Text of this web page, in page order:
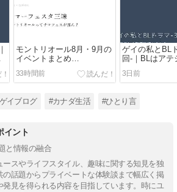
モントリオール8月・9月の
イベントまとめ
2026|Osheaga後も見逃せな
いフェス5選
33時間前
ゲイの私とBL
回-｜BLはアテ
避なのか
3日前
イブログ #カナダ生活 #ひとり言
イント
と情報の融合
ースやライフスタイル、趣味に関する知見を独
の話題からプライベートな体験談まで幅広く掲
見を得られる内容を目指しています。時にユ